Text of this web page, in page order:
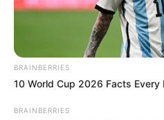
BRAINBERRIES
10 World Cup 2026 Facts Every
BRAINBERRIES